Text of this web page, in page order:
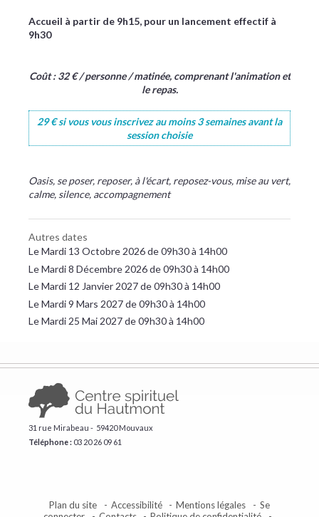
Accueil à partir de 9h15, pour un lancement effectif à
9h30
Coût : 32 € / personne / matinée, comprenant l'animation et
le repas.
29 € si vous vous inscrivez au moins 3 semaines avant la
session choisie
Oasis, se poser, reposer, à l'écart, reposez-vous, mise au vert,
calme, silence, accompagnement
Autres dates
Le Mardi 13 Octobre 2026 de 09h30 à 14h00
Le Mardi 8 Décembre 2026 de 09h30 à 14h00
Le Mardi 12 Janvier 2027 de 09h30 à 14h00
Le Mardi 9 Mars 2027 de 09h30 à 14h00
Le Mardi 25 Mai 2027 de 09h30 à 14h00
31 rue Mirabeau - 59420 Mouvaux
Téléphone : ​03 20 26 09 61
Plan du site Accessibilité Mentions légales
Se